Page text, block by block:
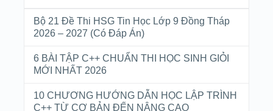
Bộ 21 Đề Thi HSG Tin Học Lớp 9 Đồng Tháp
2026 – 2027 (Có Đáp Án)
6 BÀI TẬP C++ CHUẨN THI HỌC SINH GIỎI
MỚI NHẤT 2026
10 CHƯƠNG HƯỚNG DẪN HỌC LẬP TRÌNH
C++ TỪ CƠ BẢN ĐẾN NÂNG CAO